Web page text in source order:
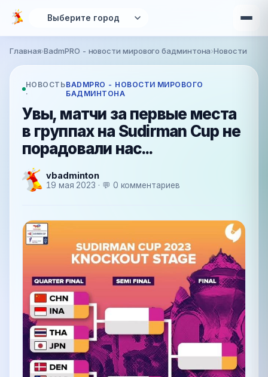
Перейти к основному содержанию
Вы здесь
Главная›BadmPRO - новости мирового бадминтона›Новости
НОВОСТЬ
·
BADMPRO - НОВОСТИ МИРОВОГО
БАДМИНТОНА
Увы, матчи за первые места
в группах на Sudirman Cup не
порадовали нас...
vbadminton
19 мая 2023 · 💬 0 комментариев